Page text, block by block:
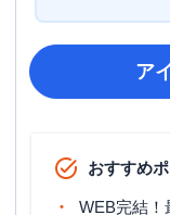
ア
おすすめ
WEB完結